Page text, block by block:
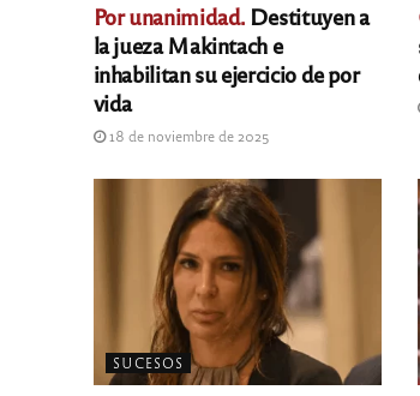
Por unanimidad. Destituyen a
la jueza Makintach e
inhabilitan su ejercicio de por
vida
18 de noviembre de 2025
SUCESOS